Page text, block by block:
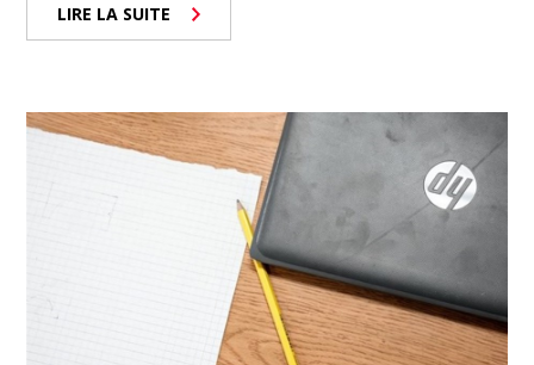
LIRE LA SUITE